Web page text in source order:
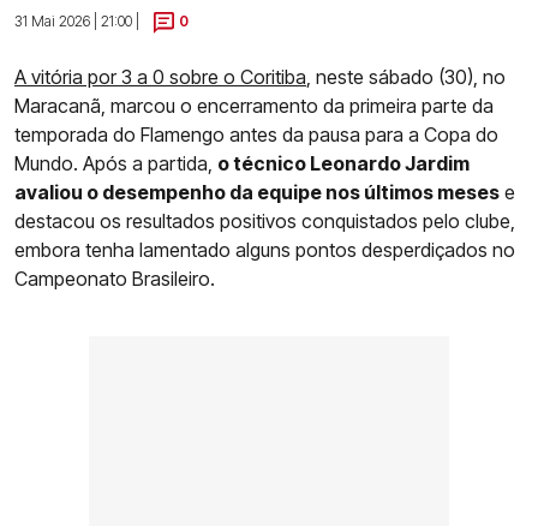
31 Mai 2026 | 21:00 |
0
A vitória por 3 a 0 sobre o Coritiba , neste sábado (30), no
Maracanã, marcou o encerramento da primeira parte da
temporada do Flamengo antes da pausa para a Copa do
Mundo. Após a partida, o técnico Leonardo Jardim
avaliou o desempenho da equipe nos últimos meses e
destacou os resultados positivos conquistados pelo clube,
embora tenha lamentado alguns pontos desperdiçados no
Campeonato Brasileiro.